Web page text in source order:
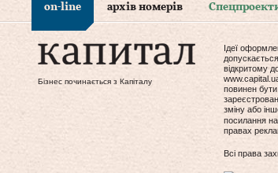
on-line архів номерів
Бізнес починається з Капіталу
Ідеї
відкритому
повинен
зміну або
посилання
правах
Всі права